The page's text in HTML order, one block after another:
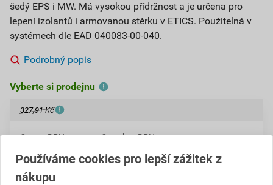
šedý EPS i MW. Má vysokou přídržnost a je určena pro
lepení izolantů i armovanou stěrku v ETICS. Použitelná v
systémech dle EAD 040083-00-040.
Podrobný popis
Vyberte si prodejnu
327,91 Kč
Cena s DPH
295,12 Kč za ks
Cena bez DPH
9,76 Kč za kg
243,90 Kč za ks
Používáme cookies pro lepší zážitek z
nákupu